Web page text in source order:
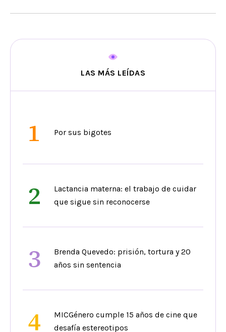
LAS MÁS LEÍDAS
1 Por sus bigotes
2
Lactancia materna: el trabajo de cuidar
que sigue sin reconocerse
3
Brenda Quevedo: prisión, tortura y 20
años sin sentencia
4
MICGénero cumple 15 años de cine que
desafía estereotipos